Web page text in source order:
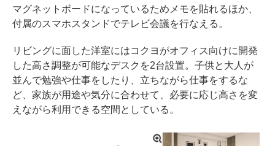
マグネットボードになっているためメモを貼れるほか、
付属のスマホスタンドでテレビ会議を行なえる。
リビングに面した洋室にはコクヨがオフィス向けに開発
した高さ調整が可能なデスクを2台設置。子供と大人が
並んで勉強や仕事をしたり、立ちながら仕事をするな
ど、家族が用途や気分に合わせて、必要に応じ高さを変
えながら利用できる空間としている。